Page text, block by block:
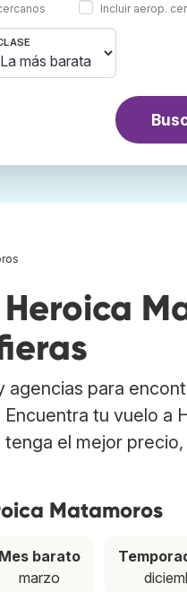
Incluir aerop.
agencias para
tu vuelo a
el mejor
Matamoros
Mes barato
marzo